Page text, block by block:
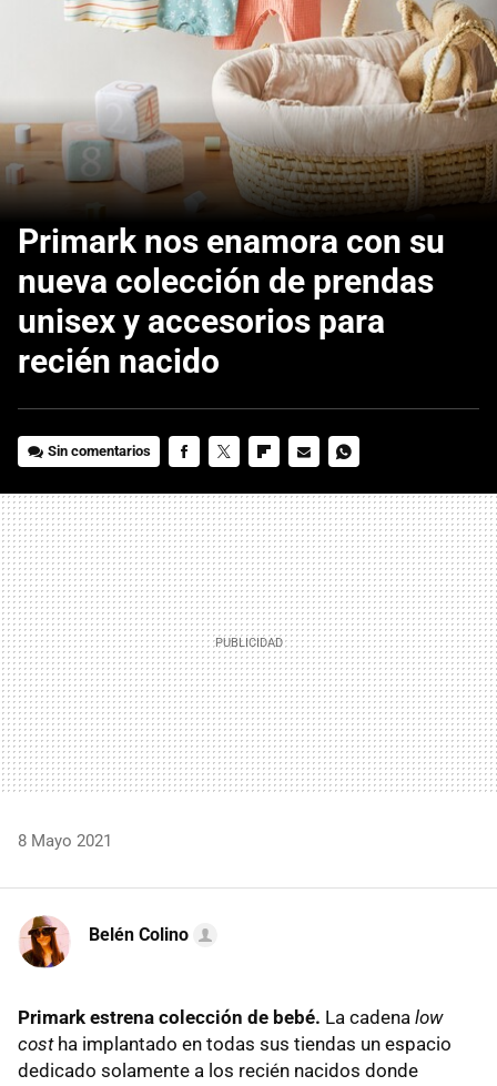
Primark nos enamora con su
nueva colección de prendas
unisex y accesorios para
recién nacido
Sin comentarios
MAIL
8 Mayo 2021
Belén Colino
Primark estrena colección de bebé. La cadena low
costha implantado en todas sus tiendas un espacio
dedicado solamente a los recién nacidos donde